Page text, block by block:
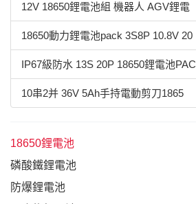
12V 18650鋰電池組 機器人 AGV鋰電
18650動力鋰電池pack 3S8P 10.8V 20
IP67級防水 13S 20P 18650鋰電池PAC
10串2并 36V 5Ah手持電動剪刀1865
18650鋰電池
磷酸鐵鋰電池
防爆鋰電池